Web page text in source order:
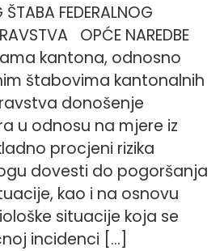
ŠTABA FEDERALNOG
OPĆE NAREDBE
kantona, odnosno
štabovima kantonalnih
donošenje
u odnosu na mjere iz
procjeni rizika
dovesti do pogoršanja
kao i na osnovu
situacije koja se
incidenci […]